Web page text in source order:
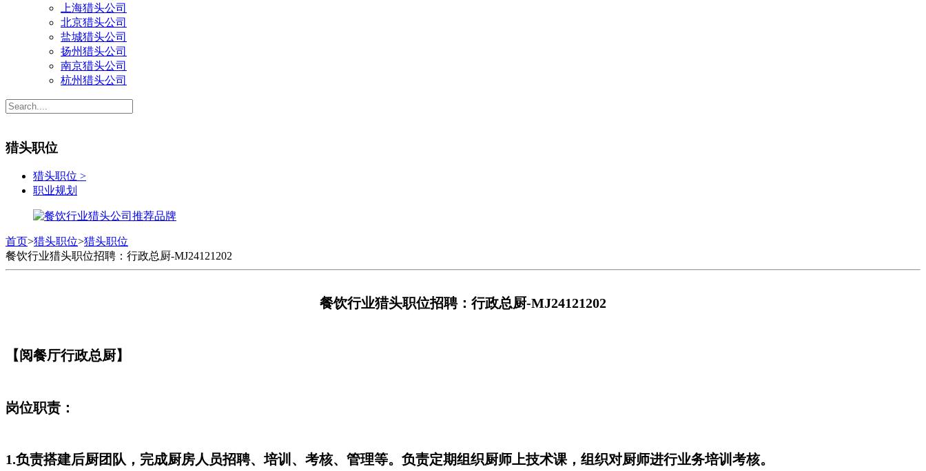
上海猎头公司
北京猎头公司
盐城猎头公司
扬州猎头公司
南京猎头公司
杭州猎头公司
猎头职位
猎头职位 >
职业规划
首页>猎头职位>猎头职位
餐饮行业猎头职位招聘：行政总厨-MJ24121202
餐饮行业猎头职位招聘：行政总厨-MJ24121202
【阅餐厅行政总厨】
岗位职责：
1.负责搭建后厨团队，完成厨房人员招聘、培训、考核、管理等。负责定期组织厨师上技术课，组织对厨师进行业务培训考核。